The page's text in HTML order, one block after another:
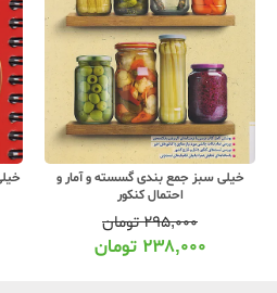
خیلی سبز جمع بندی گسسته و آمار و
احتمال کنکور
۲۹۵,۰۰۰تومان
۲۳۸,۰۰۰ تومان